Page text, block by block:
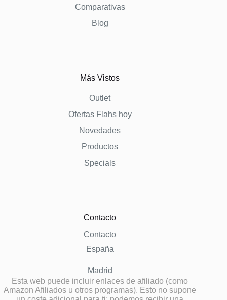
Comparativas
Blog
Más Vistos
Outlet
Ofertas Flahs hoy
Novedades
Productos
Specials
Contacto
Contacto
España
Madrid
Esta web puede incluir enlaces de afiliado (como
Amazon Afiliados u otros programas). Esto no supone